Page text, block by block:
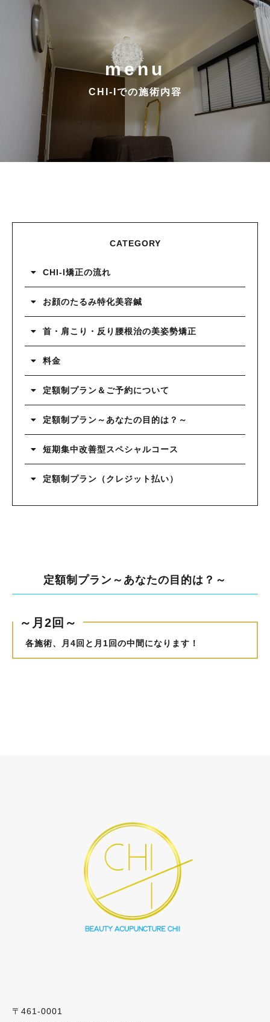
menu
CHI-Iでの施術内容
CATEGORY
CHI-I矯正の流れ
お顔のたるみ特化美容鍼
首・肩こり・反り腰根治の美姿勢矯正
料金
定額制プラン＆ご予約について
定額制プラン～あなたの目的は？～
短期集中改善型スペシャルコース
定額制プラン（クレジット払い）
定額制プラン～あなたの目的は？～
～月2回～
各施術、月4回と月1回の中間になります！
〒461-0001